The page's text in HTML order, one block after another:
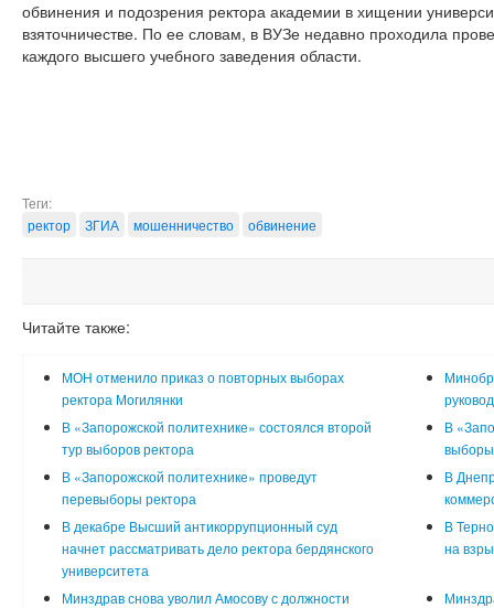
обвинения и подозрения ректора академии в хищении
взяточничестве. По ее словам, в ВУЗе недавно проходила
каждого высшего учебного заведения области.
Теги:
ректор
ЗГИА мошенничество обвинение
Читайте также:
МОН отменило приказ о повторных выборах
ректора Могилянки
В «Запорожской политехнике» состоялся второй
тур выборов ректора
В
выборы
В «Запорожской политехнике» проведут
перевыборы ректора
В
В декабре Высший антикоррупционный суд
начнет рассматривать дело ректора бердянского
университета
В
на
Минздрав снова уволил Амосову с должности